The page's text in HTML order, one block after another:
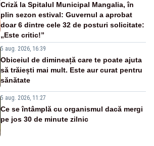
Criză la Spitalul Municipal Mangalia, în
plin sezon estival: Guvernul a aprobat
doar 6 dintre cele 32 de posturi solicitate:
„Este critic!”
5 aug. 2026, 16:39
Obiceiul de dimineață care te poate ajuta
să trăiești mai mult. Este aur curat pentru
sănătate
5 aug. 2026, 11:27
Ce se întâmplă cu organismul dacă mergi
pe jos 30 de minute zilnic